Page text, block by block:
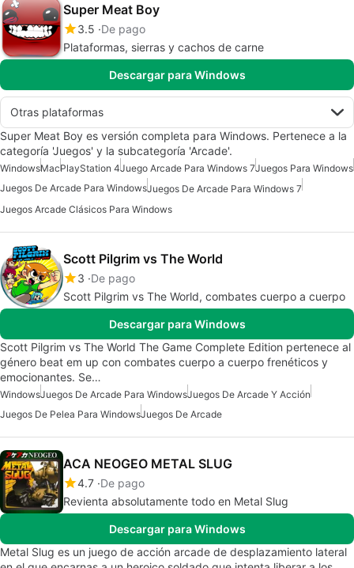
Super Meat Boy
3.5 De pago
Plataformas, sierras y cachos de carne
Descargar para Windows
Otras plataformas
Super Meat Boy es versión completa para Windows. Pertenece a la
categoría 'Juegos' y la subcategoría 'Arcade'.
WindowsMacPlayStation 4Juego Arcade Para Windows 7Juegos Para Windows
Juegos De Arcade Para WindowsJuegos De Arcade Para Windows 7
Juegos Arcade Clásicos Para Windows
Scott Pilgrim vs The World
3 De pago
Scott Pilgrim vs The World, combates cuerpo a cuerpo
Descargar para Windows
Scott Pilgrim vs The World The Game Complete Edition pertenece al
género beat em up con combates cuerpo a cuerpo frenéticos y
emocionantes. Se…
WindowsJuegos De Arcade Para WindowsJuegos De Arcade Y Acción
Juegos De Pelea Para WindowsJuegos De Arcade
ACA NEOGEO METAL SLUG
4.7 De pago
Revienta absolutamente todo en Metal Slug
Descargar para Windows
Metal Slug es un juego de acción arcade de desplazamiento lateral